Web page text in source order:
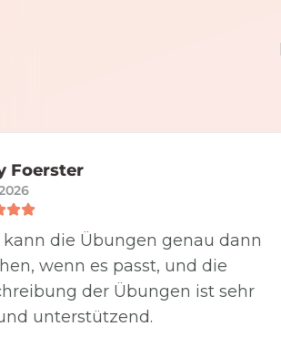
Foerster
die Übungen genau dann
wenn es passt, und die
der Übungen ist sehr
unterstützend.